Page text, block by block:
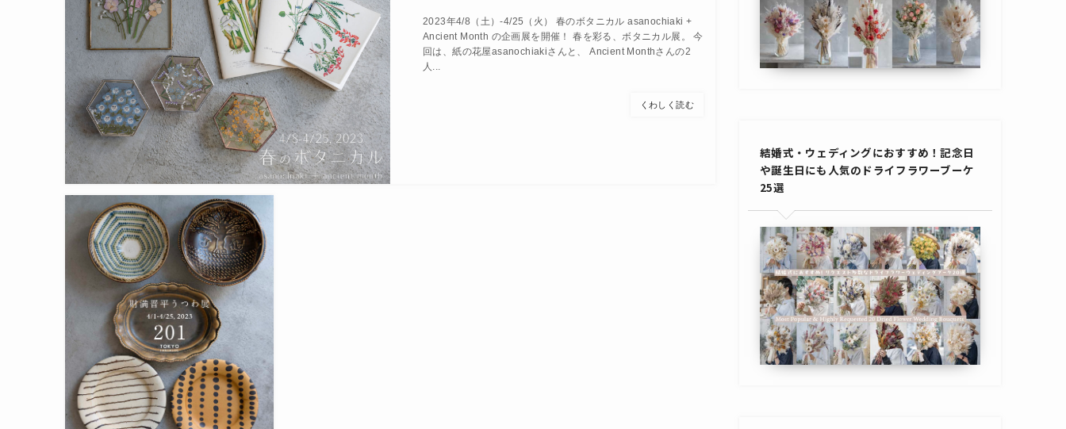
2023年4/8（土）-4/25（火） 春のボタニカル asanochiaki +
Ancient Month の企画展を開催！ 春を彩る、ボタニカル展。 今
回は、紙の花屋asanochiakiさんと、 Ancient Monthさんの2
人...
くわしく読む
結婚式・ウェディングにおすすめ！記念日
や誕生日にも人気のドライフラワーブーケ
25選